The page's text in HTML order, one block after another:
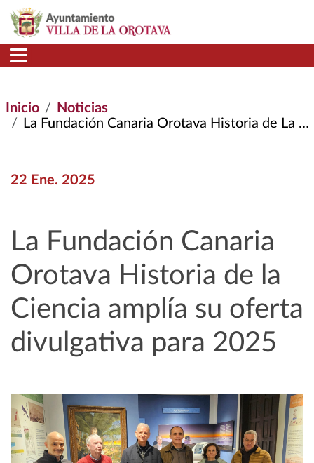
Pasar al contenido principal
Inicio
Noticias
La Fundación Canaria Orotava Historia de La Ciencia Amplía Su Oferta Divulgativa Para 2025
22 Ene. 2025
La Fundación Canaria
Orotava Historia de la
Ciencia amplía su oferta
divulgativa para 2025